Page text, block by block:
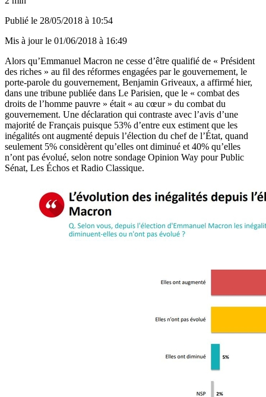
Publié le 28/05/2018 à 10:54
Mis à jour le 01/06/2018 à 16:49
Alors qu’Emmanuel Macron ne cesse d’être qualifié de « Président
des riches » au fil des réformes engagées par le gouvernement, le
porte-parole du gouvernement, Benjamin Griveaux, a affirmé hier,
dans une tribune publiée dans Le Parisien, que le « combat des
droits de l’homme pauvre » était « au cœur » du combat du
gouvernement. Une déclaration qui contraste avec l’avis d’une
majorité de Français puisque 53% d’entre eux estiment que les
inégalités ont augmenté depuis l’élection du chef de l’État, quand
seulement 5% considèrent qu’elles ont diminué et 40% qu’elles
n’ont pas évolué, selon notre sondage Opinion Way pour Public
Sénat, Les Échos et Radio Classique.